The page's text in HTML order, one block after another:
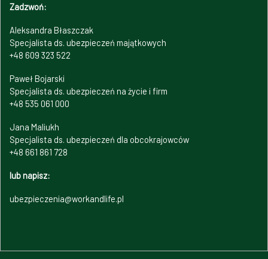
Zadzwoń:
Aleksandra Błaszczak
Specjalista ds. ubezpieczeń majątkowych
+48 609 323 522
Paweł Bojarski
Specjalista ds. ubezpieczeń na życie i firm
+48 535 061 000
Jana Maliukh
Specjalista ds. ubezpieczeń dla obcokrajowców
+48 661 861 728
lub napisz:
ubezpieczenia@workandlife.pl